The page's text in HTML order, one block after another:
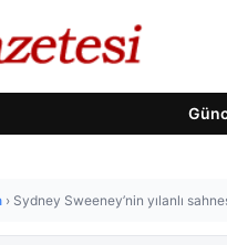
› Sydney Sweeney’nin yılanlı